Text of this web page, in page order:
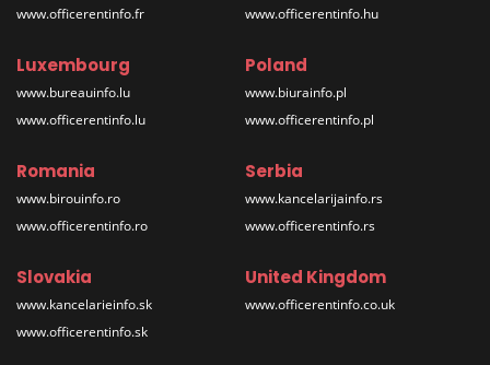
www.officerentinfo.fr
www.officerentinfo.hu
Luxembourg
www.bureauinfo.lu
www.officerentinfo.lu
Poland
www.biurainfo.pl
www.officerentinfo.pl
Romania
www.birouinfo.ro
www.officerentinfo.ro
Serbia
www.kancelarijainfo.rs
www.officerentinfo.rs
Slovakia
www.kancelarieinfo.sk
www.officerentinfo.sk
United Kingdom
www.officerentinfo.co.uk